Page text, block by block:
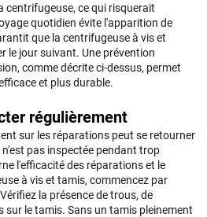
centrifugeuse, ce qui risquerait
quotidien évite l'apparition de
que la centrifugeuse à vis et
le jour suivant. Une prévention
comme décrite ci-dessus, permet
et plus durable.
régulièrement
sur les réparations peut se retourner
pas inspectée pendant trop
l'efficacité des réparations et le
à vis et tamis, commencez par
la présence de trous, de
sur le tamis. Sans un tamis pleinement